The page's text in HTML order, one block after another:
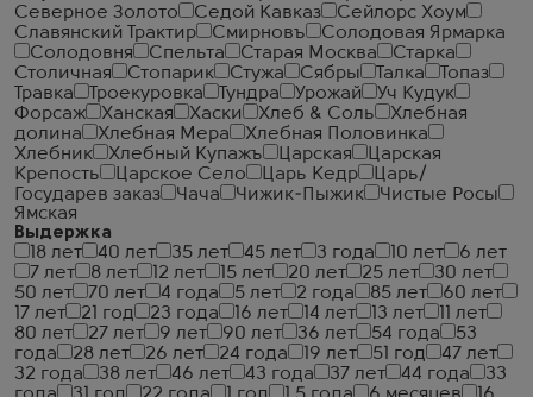
Северное Золото
Седой Кавказ
Сейлорс Хоум
Славянский Трактир
Смирновъ
Солодовая Ярмарка
Солодовня
Спельта Старая Москва
Старка
Столичная
Стопарик Стужа Сябры Талка
Топаз
Травка
Троекуровка Тундра Урожай
Уч Кудук
Форсаж
Ханская Хаски Хлеб & Соль
Хлебная
долина
Хлебная Мера
Хлебная Половинка
Хлебник
Хлебный Купажъ Царская
Царская
Крепость
Царское Село Царь Кедр
Царь/
Государев заказ
Чача Чижик-Пыжик
Чистые Росы
Ямская
Выдержка
18 лет
40 лет 35 лет 45 лет 3 года 10 лет
6 лет
7 лет
8 лет 12 лет 15 лет 20 лет 25 лет
30 лет
50 лет
70 лет 4 года 5 лет 2 года 85 лет
60 лет
17 лет
21 год 23 года 16 лет 14 лет 13 лет
11 лет
80 лет
27 лет 9 лет 90 лет 36 лет 54 года
53
года
28 лет 26 лет 24 года 19 лет 51 год
47 лет
32 года
38 лет 46 лет 43 года 37 лет 44 года
33